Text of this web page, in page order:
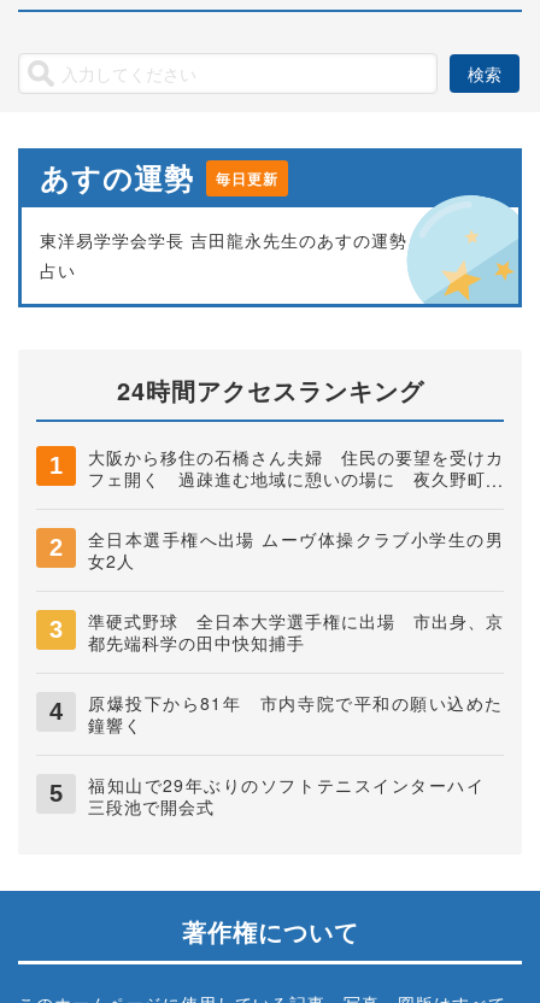
あすの運勢 毎日更新
東洋易学学会学長 吉田龍永先生のあすの運勢
占い
24時間アクセスランキング
大阪から移住の石橋さん夫婦 住民の要望を受けカ
フェ開く 過疎進む地域に憩いの場に 夜久野町稲
全日本選手権へ出場 ムーヴ体操クラブ小学生の男
女2人
準硬式野球 全日本大学選手権に出場 市出身、京
都先端科学の田中快知捕手
原爆投下から81年 市内寺院で平和の願い込めた
鐘響く
福知山で29年ぶりのソフトテニスインターハイ
三段池で開会式
著作権について